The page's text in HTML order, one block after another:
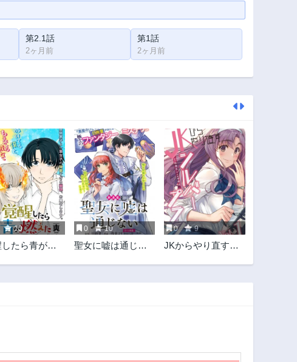
第2.1話
2ヶ月前
第1話
2ヶ月前
10
たら青が燃
0 10
聖女に嘘は通じな
0 9
JKからやり直すシ